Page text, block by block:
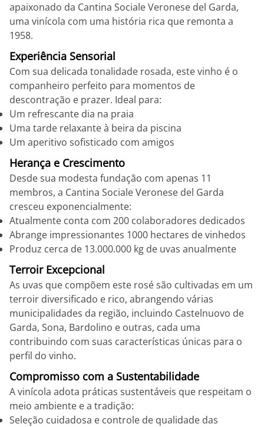
apaixonado da Cantina Sociale Veronese del Garda,
uma vinícola com uma história rica que remonta a
1958.
Experiência Sensorial
Com sua delicada tonalidade rosada, este vinho é o
companheiro perfeito para momentos de
descontração e prazer. Ideal para:
Um refrescante dia na praia
Uma tarde relaxante à beira da piscina
Um aperitivo sofisticado com amigos
Herança e Crescimento
Desde sua modesta fundação com apenas 11
membros, a Cantina Sociale Veronese del Garda
cresceu exponencialmente:
Atualmente conta com 200 colaboradores dedicados
Abrange impressionantes 1000 hectares de vinhedos
Produz cerca de 13.000.000 kg de uvas anualmente
Terroir Excepcional
As uvas que compõem este rosé são cultivadas em um
terroir diversificado e rico, abrangendo várias
municipalidades da região, incluindo Castelnuovo de
Garda, Sona, Bardolino e outras, cada uma
contribuindo com suas características únicas para o
perfil do vinho.
Compromisso com a Sustentabilidade
A vinícola adota práticas sustentáveis que respeitam o
meio ambiente e a tradição:
Seleção cuidadosa e controle de qualidade das